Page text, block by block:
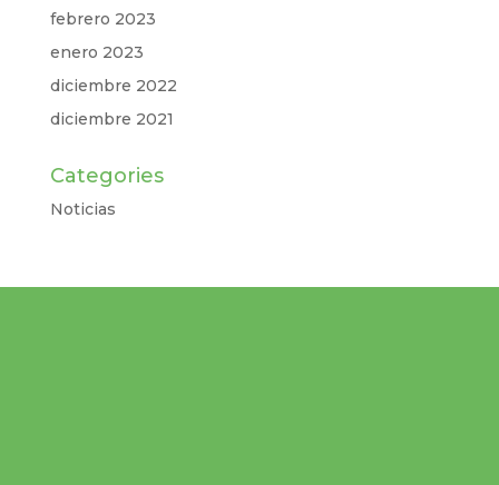
febrero 2023
enero 2023
diciembre 2022
diciembre 2021
Categories
Noticias